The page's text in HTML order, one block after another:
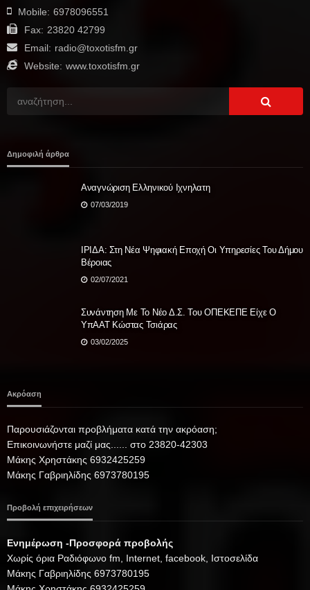
Mobile: 6978096551
Fax: 23820 42799
Email: radio@toxotisfm.gr
Website: www.toxotisfm.gr
Δημοφιλή άρθρα
Aναγνώριση Ελληνικού Ιχνηλατη
07/03/2019
ΙΡΙΔΑ: Στη Νέα Ψηφιακή Εποχή Οι Υπηρεσίες Του Δήμου
Βέροιας
02/07/2021
Συνάντηση Με Το Νέο Δ.Σ. Του ΟΠΕΚΕΠΕ Είχε Ο
YπΑΑΤ Κώστας Τσιάρας
03/02/2025
Ακρόαση
Παρουσιάζονται προβλήματα κατά την ακρόαση;
Επικοινωνήστε μαζί μας...... στο 23820-42303
Μάκης Χρηστάκης 6932425259
Μάκης Γαβριηλίδης 6973780195
Προβολή επιχειρήσεων
Ενημέρωση -Προσφορά προβολής
Xωρίς όρια Ραδιόφωνο fm, Internet, facebook, Ιστοσελίδα
Μάκης Γαβριηλίδης 6973780195